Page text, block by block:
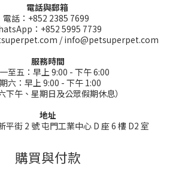
電話與郵箱
電話：+852 2385 7699
：+852 5995 7739
/ info@petsuperpet.com
服務時間
至五：早上 9:00 - 下午 6:00
六：早上 9:00 - 下午 1:00
下午、星期日及公眾假期休息）
地址
平街 2 號 屯門工業中心 D 座 6 樓 D2 室
購買與付款